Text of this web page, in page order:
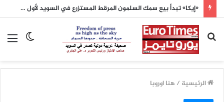
«إيكا» تبدأ بيع سمك السلمون المرقط المستزرع في السويد لأول مرة
الوضع
بحث
عن
الرئيسية / هنا اوروبا